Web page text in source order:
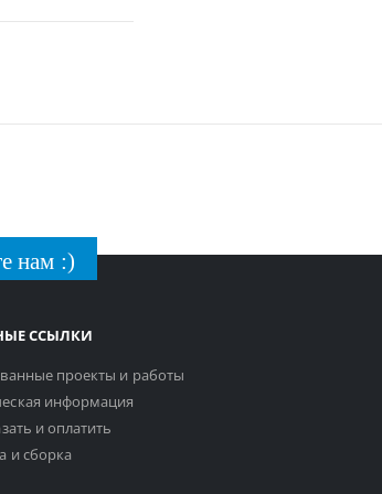
нам :)
ССЫЛКИ
проекты и работы
информация
и оплатить
и сборка